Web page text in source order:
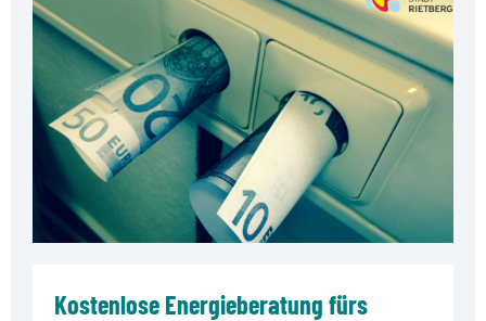
Kostenlose Energieberatung fürs